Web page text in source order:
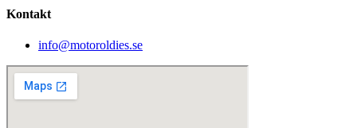
Kontakt
info@motoroldies.se